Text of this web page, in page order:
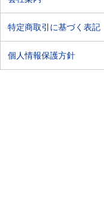
特定商取引に基づく表記
個人情報保護方針